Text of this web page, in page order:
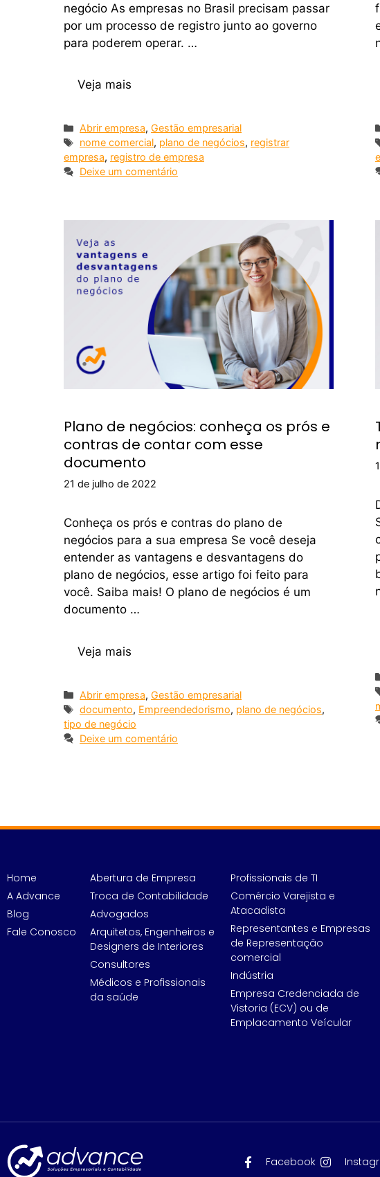
negócio As empresas no Brasil precisam passar
por um processo de registro junto ao governo
para poderem operar. …
Veja mais
Abrir empresa,Gestão empresarial
nome comercial, plano de negócios, registrar
empresa, registro de empresa
Deixe um comentário
Plano de negócios: conheça os prós e
contras de contar com esse
documento
21 de julho de 2022
Conheça os prós e contras do plano de
negócios para a sua empresa Se você deseja
entender as vantagens e desvantagens do
plano de negócios, esse artigo foi feito para
você. Saiba mais! O plano de negócios é um
documento …
Veja mais
Abrir empresa,Gestão empresarial
documento, Empreendedorismo, plano de negócios,
tipo de negócio
Deixe um comentário
Home
A Advance
Blog
Fale Conosco
Abertura de Empresa
Troca de Contabilidade
Advogados
Arquitetos, Engenheiros e
Designers de Interiores
Consultores
Médicos e Profissionais
da saúde
Profissionais de TI
Comércio Varejista e
Atacadista
Representantes e Empresas
de Representação
comercial
Indústria
Empresa Credenciada de
Vistoria (ECV) ou de
Emplacamento Veícular
Facebook